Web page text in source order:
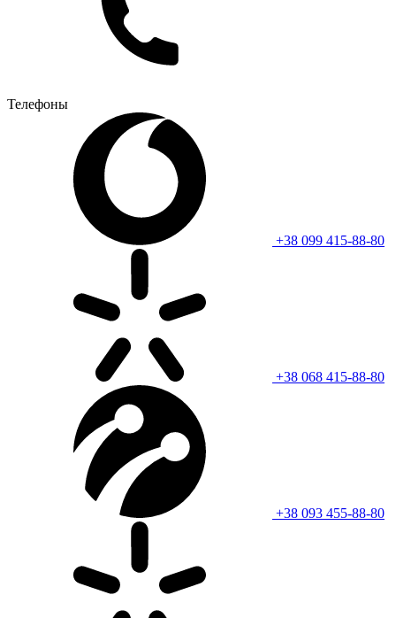
Телефоны
+38 099 415-88-80
+38 068 415-88-80
+38 093 455-88-80